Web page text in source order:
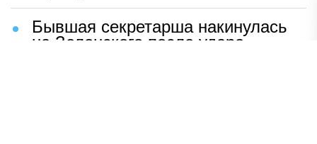
Бывшая секретарша накинулась
на Зеленского после удара